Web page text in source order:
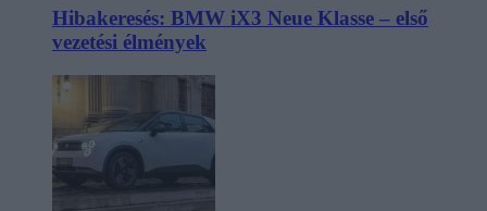
Hibakeresés: BMW iX3 Neue Klasse – első
vezetési élmények